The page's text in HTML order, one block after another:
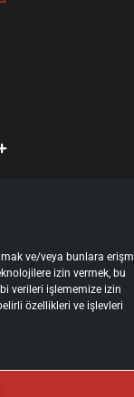
ve/veya bunlara
izin vermek, bu
verileri işlememize izin
özellikleri ve işlevleri